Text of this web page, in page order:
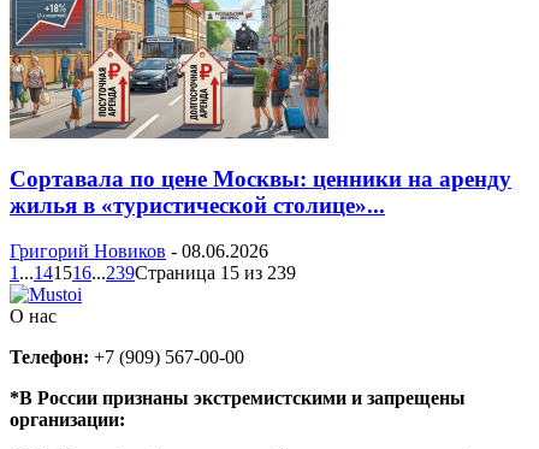
Сортавала по цене Москвы: ценники на аренду
жилья в «туристической столице»...
Григорий Новиков - 08.06.2026
1 ...141516...239Страница 15 из 239
О нас
Телефон: +7 (909) 567-00-00
*В России признаны экстремистскими и запрещены
организации: